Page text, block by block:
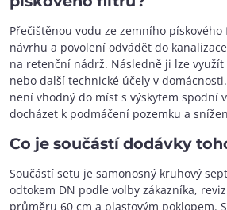
Přečištěnou vodu ze zemního
návrhu a povolení odvádět do
na retenční nádrž. Následně ji lze
nebo další technické účely v
není vhodný do míst s výskytem spodní
docházet k podmáčení pozemku a
Co je součástí dodávky
Součástí setu je samonosný kruhový
odtokem DN podle volby zákazníka,
průměru 60 cm a plastovým poklopem.